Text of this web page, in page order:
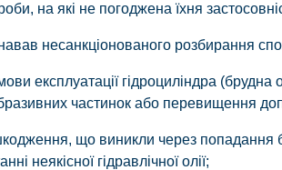
на які не погоджена їхня
несанкціонованого розбирання
експлуатації гідроциліндра (брудна
частинок або перевищення
що виникли через попадання
неякісної гідравлічної олії;